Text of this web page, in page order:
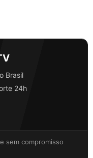
Brasil
24h
sem compromisso